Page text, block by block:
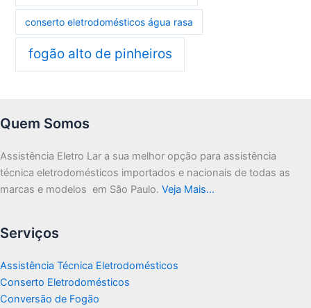
conserto eletrodomésticos água rasa
fogão alto de pinheiros
Quem Somos
Assistência Eletro Lar a sua melhor opção para assistência
técnica eletrodomésticos importados e nacionais de todas as
marcas e modelos em São Paulo. Veja Mais…
Serviços
Assistência Técnica Eletrodomésticos
Conserto Eletrodomésticos
Conversão de Fogão